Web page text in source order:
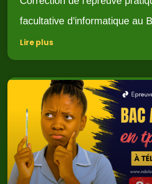
facultative d’informatique au
Lire plus